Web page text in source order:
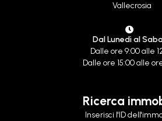
Vallecrosia
Dal Lunedì al
Dalle ore 9:00 alle
Dalle ore 15:00 alle
Ricerca
Inserisci l'ID